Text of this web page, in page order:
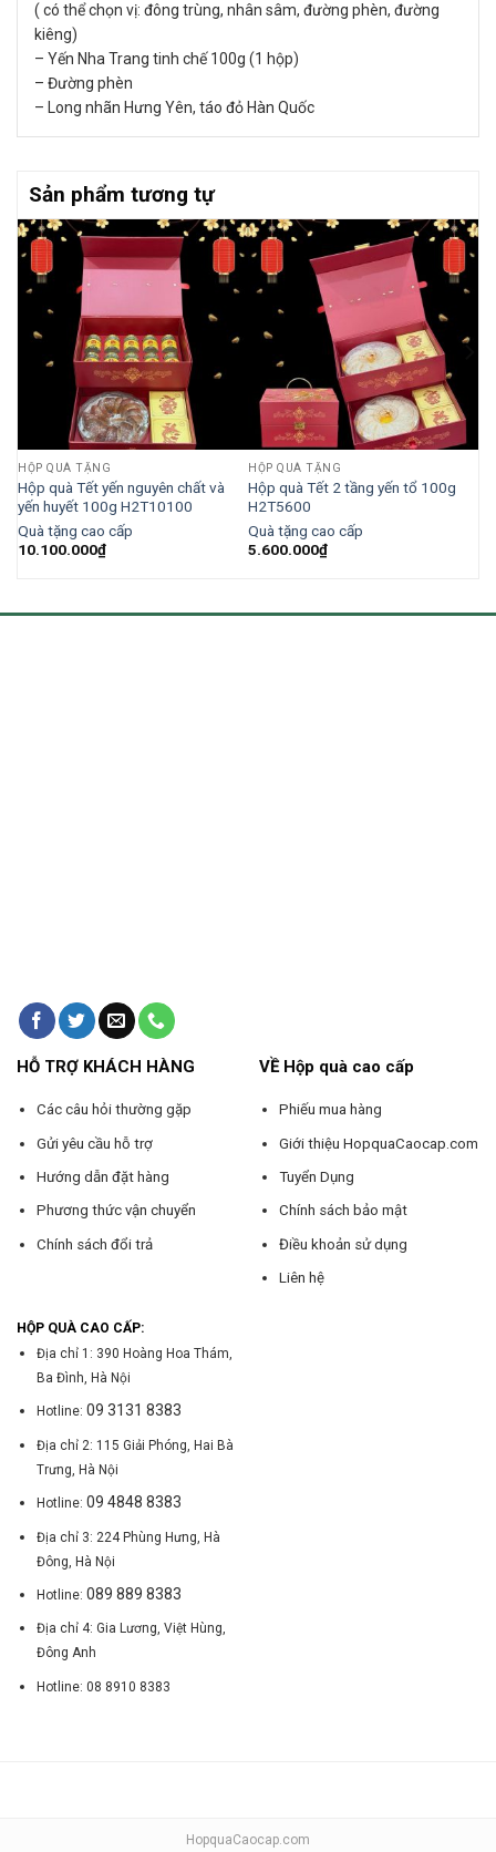
( có thể chọn vị: đông trùng, nhân sâm, đường phèn, đường
kiêng)
– Yến Nha Trang tinh chế 100g (1 hộp)
– Đường phèn
– Long nhãn Hưng Yên, táo đỏ Hàn Quốc
Sản phẩm tương tự
HỘP QUÀ TẶNG
Hộp quà Tết yến nguyên chất và
yến huyết 100g H2T10100
Quà tặng cao cấp
10.100.000₫
HỘP QUÀ TẶNG
Hộp quà Tết 2 tầng yến tổ 100g
H2T5600
Quà tặng cao cấp
5.600.000₫
HỖ TRỢ KHÁCH HÀNG
Các câu hỏi thường gặp
Gửi yêu cầu hỗ trợ
Hướng dẫn đặt hàng
Phương thức vận chuyển
Chính sách đổi trả
VỀ Hộp quà cao cấp
Phiếu mua hàng
Giới thiệu HopquaCaocap.com
Tuyển Dụng
Chính sách bảo mật
Điều khoản sử dụng
Liên hệ
HỘP QUÀ CAO CẤP:
Địa chỉ 1: 390 Hoàng Hoa Thám,
Ba Đình, Hà Nội
Hotline: 09 3131 8383
Địa chỉ 2: 115 Giải Phóng, Hai Bà
Trưng, Hà Nội
Hotline: 09 4848 8383
Địa chỉ 3: 224 Phùng Hưng, Hà
Đông, Hà Nội
Hotline: 089 889 8383
Địa chỉ 4: Gia Lương, Việt Hùng,
Đông Anh
Hotline: 08 8910 8383
HopquaCaocap.com